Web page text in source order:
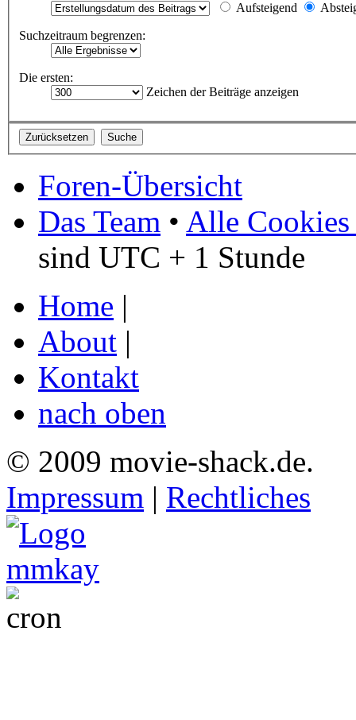
Aufsteigend
Suchzeitraum begrenzen:
Die ersten:
Zeichen der Beiträge anzeigen
Foren-Übersicht
Das Team • Alle Cookies
sind UTC + 1 Stunde
Home |
About |
Kontakt
nach oben
© 2009 movie-shack.de.
Impressum | Rechtliches